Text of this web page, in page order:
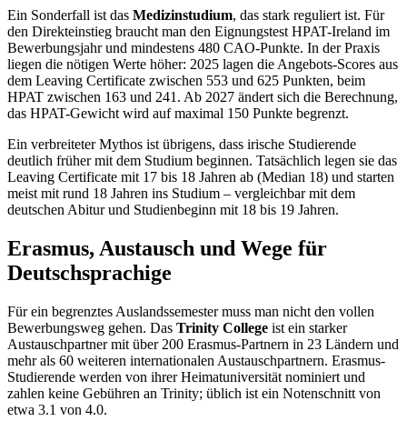
Ein Sonderfall ist das Medizinstudium, das stark reguliert ist. Für
den Direkteinstieg braucht man den Eignungstest HPAT-Ireland im
Bewerbungsjahr und mindestens 480 CAO-Punkte. In der Praxis
liegen die nötigen Werte höher: 2025 lagen die Angebots-Scores aus
dem Leaving Certificate zwischen 553 und 625 Punkten, beim
HPAT zwischen 163 und 241. Ab 2027 ändert sich die Berechnung,
das HPAT-Gewicht wird auf maximal 150 Punkte begrenzt.
Ein verbreiteter Mythos ist übrigens, dass irische Studierende
deutlich früher mit dem Studium beginnen. Tatsächlich legen sie das
Leaving Certificate mit 17 bis 18 Jahren ab (Median 18) und starten
meist mit rund 18 Jahren ins Studium – vergleichbar mit dem
deutschen Abitur und Studienbeginn mit 18 bis 19 Jahren.
Erasmus, Austausch und Wege für
Deutschsprachige
Für ein begrenztes Auslandssemester muss man nicht den vollen
Bewerbungsweg gehen. Das Trinity College ist ein starker
Austauschpartner mit über 200 Erasmus-Partnern in 23 Ländern und
mehr als 60 weiteren internationalen Austauschpartnern. Erasmus-
Studierende werden von ihrer Heimatuniversität nominiert und
zahlen keine Gebühren an Trinity; üblich ist ein Notenschnitt von
etwa 3.1 von 4.0.